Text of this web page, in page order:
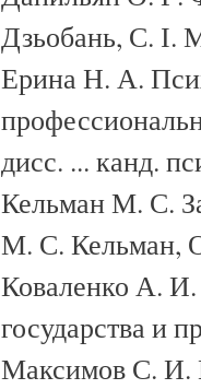
Дзьобань, С. І.
Ерина Н. А.
дисс. ... канд.
Кельман М. С.
М. С. Кельман,
Коваленко А. И.
государства и
Максимов С. И.